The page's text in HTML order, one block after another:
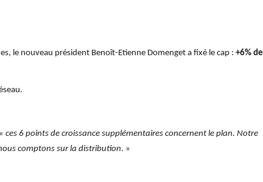
le nouveau président Benoît-Etienne Domenget a fixé le cap : +6% de
« ces 6 points de croissance supplémentaires concernent le plan. Notre
comptons sur la distribution. »